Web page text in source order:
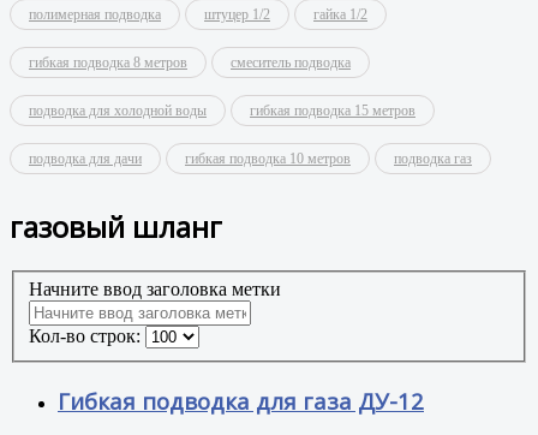
полимерная подводка штуцер 1/2 гайка 1/2
гибкая подводка 8 метров смеситель подводка
подводка для холодной воды гибкая подводка 15 метров
подводка для дачи гибкая подводка 10 метров подводка газ
газовый шланг
Начните ввод заголовка метки
Кол-во строк:
Гибкая подводка для газа ДУ-12